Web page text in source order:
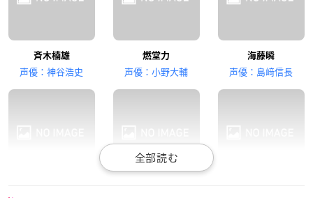
鳥海浩輔
井口工
東山奈央
鈴宮陽衣
斉木楠雄
声優：神谷浩史
燃堂力
声優：小野大輔
海藤瞬
声優：島﨑信長